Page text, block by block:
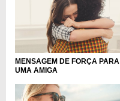
MENSAGEM DE FORÇA PARA
UMA AMIGA